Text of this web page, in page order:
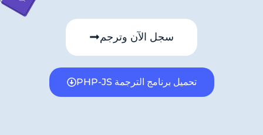
سجل الآن وترجم
تحميل برنامج الترجمة PHP-JS